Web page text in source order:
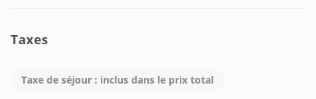
Taxes
Taxe de séjour : inclus dans le prix total